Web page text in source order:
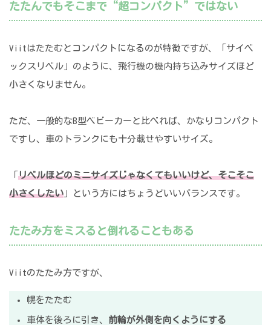
たたんでもそこまで“超コンパクト”ではない
Viitはたたむとコンパクトになるのが特徴ですが、「サイベ
ックスリベル」のように、飛行機の機内持ち込みサイズほど
小さくなりません。
ただ、一般的なB型ベビーカーと比べれば、かなりコンパクト
ですし、車のトランクにも十分載せやすいサイズ。
リベルほどのミニサイズじゃなくてもいいけど、そこそこ
小さくしたい 」という方にはちょうどいいバランスです。
たたみ方をミスると倒れることもある
Viitのたたみ方ですが、
幌をたたむ
車体を後ろに引き、 前輪が外側を向くようにする